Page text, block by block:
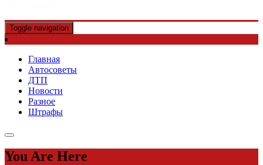
Toggle navigation
Главная
Автосоветы
ДТП
Новости
Разное
Штрафы
You Are Here